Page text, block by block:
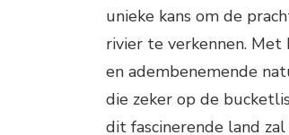
unieke kans om de
rivier te verkennen. Met
en adembenemende
die zeker op de
dit fascinerende land